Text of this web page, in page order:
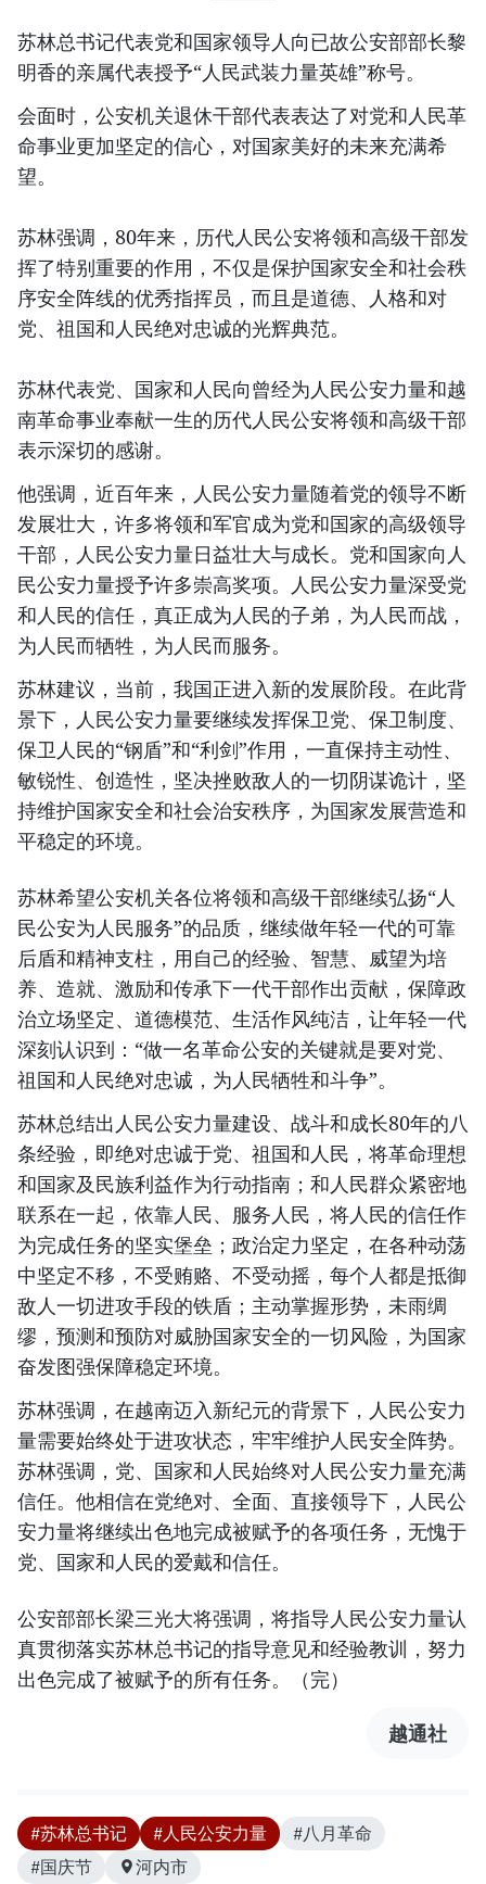
苏林总书记代表党和国家领导人向已故公安部部长黎
明香的亲属代表授予“人民武装力量英雄”称号。
会面时，公安机关退休干部代表表达了对党和人民革
命事业更加坚定的信心，对国家美好的未来充满希
望。
苏林强调，80年来，历代人民公安将领和高级干部发
挥了特别重要的作用，不仅是保护国家安全和社会秩
序安全阵线的优秀指挥员，而且是道德、人格和对
党、祖国和人民绝对忠诚的光辉典范。
苏林代表党、国家和人民向曾经为人民公安力量和越
南革命事业奉献一生的历代人民公安将领和高级干部
表示深切的感谢。
他强调，近百年来，人民公安力量随着党的领导不断
发展壮大，许多将领和军官成为党和国家的高级领导
干部，人民公安力量日益壮大与成长。党和国家向人
民公安力量授予许多崇高奖项。人民公安力量深受党
和人民的信任，真正成为人民的子弟，为人民而战，
为人民而牺牲，为人民而服务。
苏林建议，当前，我国正进入新的发展阶段。在此背
景下，人民公安力量要继续发挥保卫党、保卫制度、
保卫人民的“钢盾”和“利剑”作用，一直保持主动性、
敏锐性、创造性，坚决挫败敌人的一切阴谋诡计，坚
持维护国家安全和社会治安秩序，为国家发展营造和
平稳定的环境。
苏林希望公安机关各位将领和高级干部继续弘扬“人
民公安为人民服务”的品质，继续做年轻一代的可靠
后盾和精神支柱，用自己的经验、智慧、威望为培
养、造就、激励和传承下一代干部作出贡献，保障政
治立场坚定、道德模范、生活作风纯洁，让年轻一代
深刻认识到：“做一名革命公安的关键就是要对党、
祖国和人民绝对忠诚，为人民牺牲和斗争”。
苏林总结出人民公安力量建设、战斗和成长80年的八
条经验，即绝对忠诚于党、祖国和人民，将革命理想
和国家及民族利益作为行动指南；和人民群众紧密地
联系在一起，依靠人民、服务人民，将人民的信任作
为完成任务的坚实堡垒；政治定力坚定，在各种动荡
中坚定不移，不受贿赂、不受动摇，每个人都是抵御
敌人一切进攻手段的铁盾；主动掌握形势，未雨绸
缪，预测和预防对威胁国家安全的一切风险，为国家
奋发图强保障稳定环境。
苏林强调，在越南迈入新纪元的背景下，人民公安力
量需要始终处于进攻状态，牢牢维护人民安全阵势。
苏林强调，党、国家和人民始终对人民公安力量充满
信任。他相信在党绝对、全面、直接领导下，人民公
安力量将继续出色地完成被赋予的各项任务，无愧于
党、国家和人民的爱戴和信任。
公安部部长梁三光大将强调，将指导人民公安力量认
真贯彻落实苏林总书记的指导意见和经验教训，努力
出色完成了被赋予的所有任务。（完）
越通社
#苏林总书记 #人民公安力量
#八月革命
#国庆节
河内市